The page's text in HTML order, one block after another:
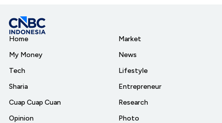
Home
My Money
Tech
Sharia
Cuap Cuap Cuan
Opinion
Market
News
Lifestyle
Entrepreneur
Research
Photo